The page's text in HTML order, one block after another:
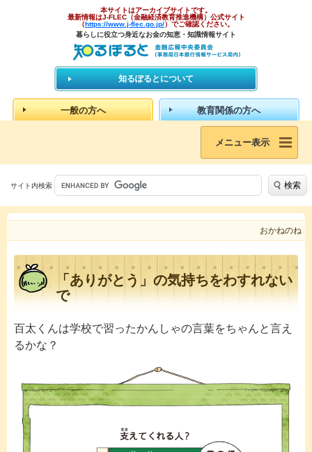
本サイトはアーカイブサイトです。
最新情報はJ-FLEC（金融経済教育推進機構）公式サイト
（https://www.j-flec.go.jp/）でご確認ください。
暮らしに役立つ身近なお金の知恵・知識情報サイト
知るぽるとについて
一般の方へ 教育関係の方へ
メニュー表示
サイト内検索 検索
おかねのね
「ありがとう」の気持ちをわすれない
で
百太くんは学校で習ったかんしゃの言葉をちゃんと言え
るかな？